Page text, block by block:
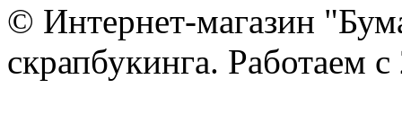
© Интернет-магазин
скрапбукинга. Работаем с